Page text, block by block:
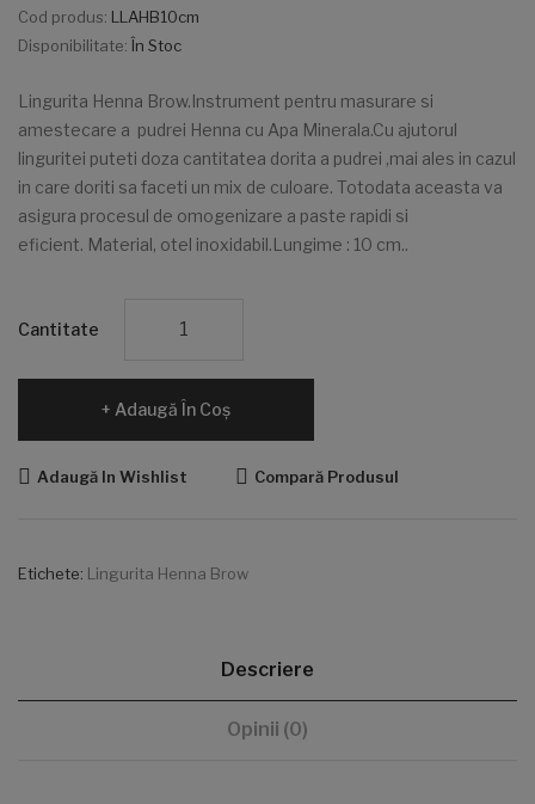
Cod produs: LLAHB10cm
Disponibilitate: În Stoc
Lingurita Henna Brow.Instrument pentru masurare si
amestecare a pudrei Henna cu Apa Minerala.Cu ajutorul
linguritei puteti doza cantitatea dorita a pudrei ,mai ales in cazul
in care doriti sa faceti un mix de culoare. Totodata aceasta va
asigura procesul de omogenizare a paste rapidi si
eficient. Material, otel inoxidabil.Lungime : 10 cm..
Cantitate
Adaugă În Coş
Adaugă In Wishlist Compară Produsul
Etichete: Lingurita Henna Brow
Descriere
Opinii (0)